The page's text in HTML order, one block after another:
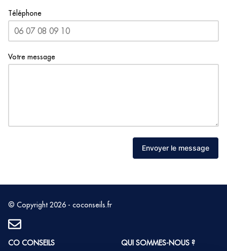
Téléphone
Votre message
Envoyer le message
© Copyright 2026 - coconseils.fr
CO CONSEILS
QUI SOMMES-NOUS ?